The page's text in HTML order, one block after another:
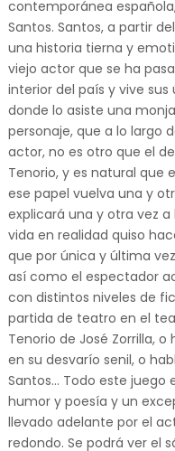
contemporánea
Santos. Santos, a partir
una historia tierna y
viejo actor que se ha
interior del país y vive
donde lo asiste una
personaje, que a lo largo
actor, no es otro que el
Tenorio, y es natural que
ese papel vuelva una y
explicará una y otra vez
vida en realidad quiso
que por única y última
así como el espectador
con distintos niveles de
partida de teatro en el
Tenorio de José Zorrilla,
en su desvarío senil, o
Santos... Todo este
humor y poesía y un
llevado adelante por el
redondo. Se podrá ver el